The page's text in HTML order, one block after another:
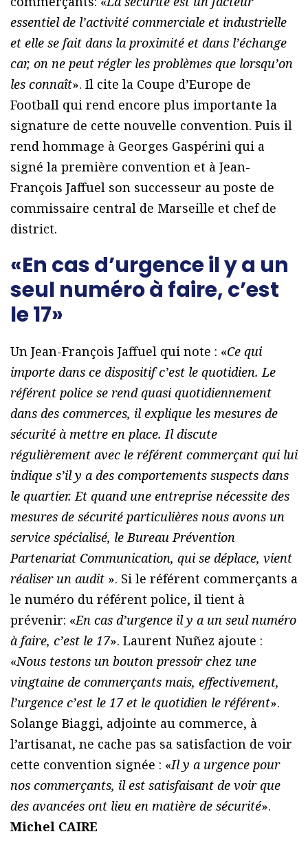
essentiel de l’activité commerciale et industrielle
et elle se fait dans la proximité et dans l’échange
car, on ne peut régler les problèmes que lorsqu’on
les connaît». Il cite la Coupe d’Europe de
Football qui rend encore plus importante la
signature de cette nouvelle convention. Puis il
rend hommage à Georges Gaspérini qui a
signé la première convention et à Jean-
François Jaffuel son successeur au poste de
commissaire central de Marseille et chef de
district.
«En cas d’urgence il y a un
seul numéro à faire, c’est
le 17»
Un Jean-François Jaffuel qui note : «Ce qui
importe dans ce dispositif c’est le quotidien. Le
référent police se rend quasi quotidiennement
dans des commerces, il explique les mesures de
sécurité à mettre en place. Il discute
régulièrement avec le référent commerçant qui lui
indique s’il y a des comportements suspects dans
le quartier. Et quand une entreprise nécessite des
mesures de sécurité particulières nous avons un
service spécialisé, le Bureau Prévention
Partenariat Communication, qui se déplace, vient
réaliser un audit ». Si le référent commerçants a
le numéro du référent police, il tient à
prévenir: «En cas d’urgence il y a un seul numéro
à faire, c’est le 17». Laurent Nuñez ajoute :
«Nous testons un bouton pressoir chez une
vingtaine de commerçants mais, effectivement,
l’urgence c’est le 17 et le quotidien le référent».
Solange Biaggi, adjointe au commerce, à
l’artisanat, ne cache pas sa satisfaction de voir
cette convention signée : «Il y a urgence pour
nos commerçants, il est satisfaisant de voir que
des avancées ont lieu en matière de sécurité».
Michel CAIRE